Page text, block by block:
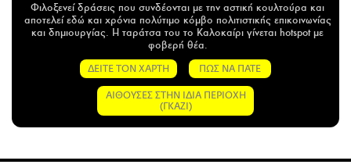
NEWSLETTER
ΜΙΚΡΟΠΡΑΓΜΑΤΑ
LIFOLAND
Φιλοξενεί δράσεις που συνδέονται με την αστική κουλτούρα και
αποτελεί εδώ και χρόνια πολύτιμο κόμβο πολιτιστικής επικοινωνίας
και δημιουργίας. Η ταράτσα του το Καλοκαίρι γίνεται hotspot με
φοβερή θέα.
ΔΕΙΤΕ ΤΟΝ ΧΑΡΤΗ ΠΩΣ ΝΑ ΠΑΤΕ
ΑΙΘΟΥΣΕΣ ΣΤΗΝ ΙΔΙΑ ΠΕΡΙΟΧΗ
(ΓΚΑΖΙ)